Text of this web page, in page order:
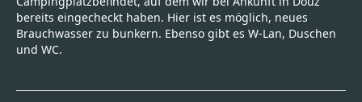
bereits eingecheckt haben. Hier ist es möglich, neues
Brauchwasser zu bunkern. Ebenso gibt es W-Lan, Duschen
und WC.